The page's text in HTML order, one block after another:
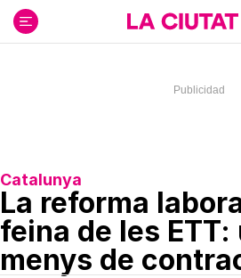
contenido
Catalunya
La reforma
feina de les
menys de